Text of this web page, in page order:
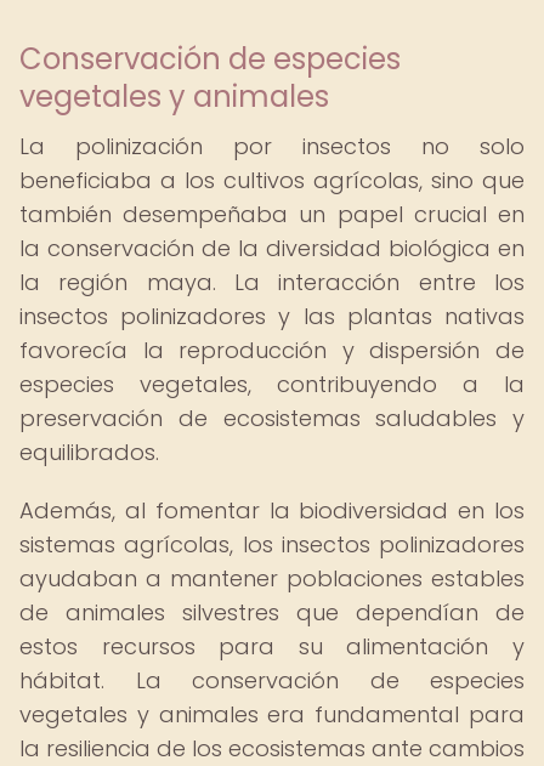
Conservación de especies
vegetales y animales
La polinización por insectos no solo
beneficiaba a los cultivos agrícolas, sino que
también desempeñaba un papel crucial en
la conservación de la diversidad biológica en
la región maya. La interacción entre los
insectos polinizadores y las plantas nativas
favorecía la reproducción y dispersión de
especies vegetales, contribuyendo a la
preservación de ecosistemas saludables y
equilibrados.
Además, al fomentar la biodiversidad en los
sistemas agrícolas, los insectos polinizadores
ayudaban a mantener poblaciones estables
de animales silvestres que dependían de
estos recursos para su alimentación y
hábitat. La conservación de especies
vegetales y animales era fundamental para
la resiliencia de los ecosistemas ante cambios